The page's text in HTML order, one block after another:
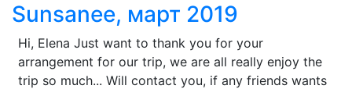
Sunsanee, март 2019
Hi, Elena Just want to thank you for your
arrangement for our trip, we are all really enjoy the
trip so much... Will contact you, if any friends wants